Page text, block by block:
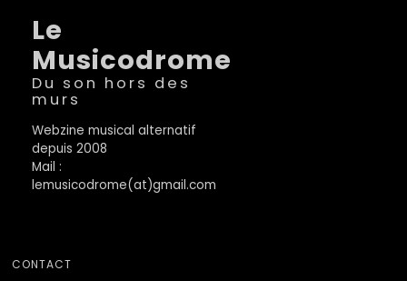
Le
Musicodrome
Du son hors des
murs
Webzine musical alternatif
depuis 2008
Mail :
lemusicodrome(at)gmail.com
CONTACT